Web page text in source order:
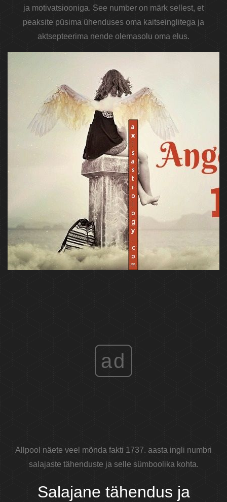
ja motivatsiooniga. See number on märk sellest, et
peaksite püsima ühenduses oma kaitseinglitega ja
aktsepteerima nende olemasolu oma elus.
ad
Allpool näete veel mõnda fakti 1737. aasta ingli numbri
salajaste tähenduste ja selle sümboolika kohta.
Salajane tähendus ja